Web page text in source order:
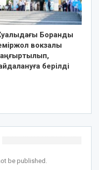
Боранды
вокзалы
берілді
be published.